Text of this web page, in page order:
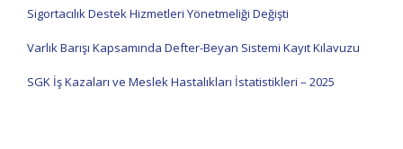
Sigortacılık Destek Hizmetleri Yönetmeliği Değişti
Varlık Barışı Kapsamında Defter-Beyan Sistemi Kayıt Kılavuzu
SGK İş Kazaları ve Meslek Hastalıkları İstatistikleri – 2025